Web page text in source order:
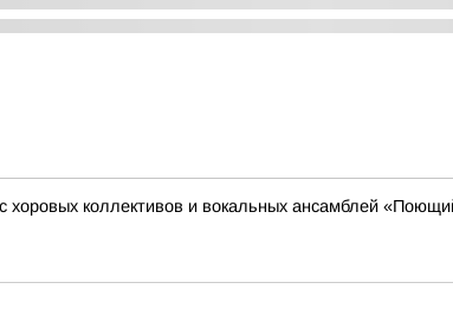
хоровых коллективов и вокальных ансамблей